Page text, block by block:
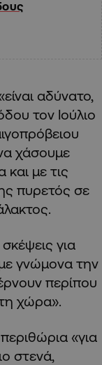
αδύνατο,
τον Ιούλιο
χάσουμε
με τις
πυρετός σε
για
γνώμονα την
περίπου
χώρα».
«για
στενά,